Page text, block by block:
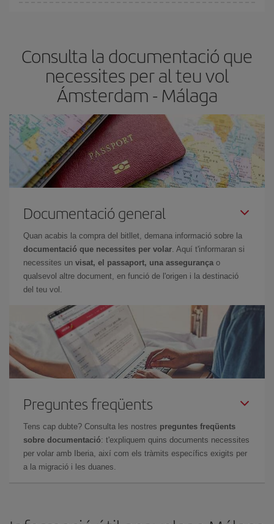
barats et sortiran. A més, si tens flexibilitat amb les dates i els
horaris del viatge, podràstriar el preu més barat.
Consulta la documentació que
necessites per al teu vol
Ámsterdam - Málaga
Documentació general
Quan acabis la compra del bitllet, demana informació sobre la
documentació que necessites per volar. Aquí t'informaran si
necessites un visat, el passaport, una assegurança o
qualsevol altre document, en funció de l'origen i la destinació
del teu vol.
Preguntes freqüents
Tens cap dubte? Consulta les nostres preguntes freqüents
sobre documentació: t'expliquem quins documents necessites
per volar amb Iberia, així com els tràmits específics exigits per
a la migració i les duanes.